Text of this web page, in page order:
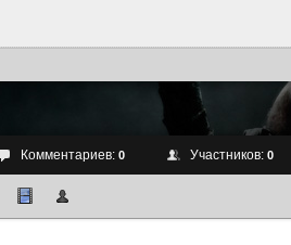
Комментариев: 0 Участников: 0